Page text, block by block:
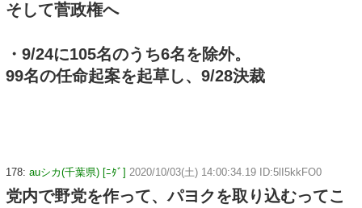
そして菅政権へ
・9/24に105名のうち6名を除外。
99名の任命起案を起草し、9/28決裁
178: auシカ(千葉県) [ﾆﾀﾞ] 2020/10/03(土) 14:00:34.19 ID:5lI5kkFO0
党内で野党を作って、パヨクを取り込むってこ